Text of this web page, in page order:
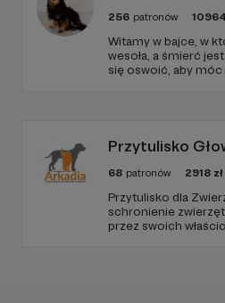
256 patronów 10964
Witamy w bajce, w
wesoła, a śmierć
się oswoić, aby
Przytulisko
68 patronów 2918 zł
Przytulisko dla
schronienie
przez swoich